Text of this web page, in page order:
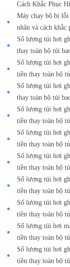
Cách Khắc Phục
Máy chạy bộ bị
nhân và cách khắc
Số lượng túi hơi
thay toàn bộ túi
Số lượng túi hơi
tiền thay toàn bộ
Số lượng túi hơi
thay toàn bộ túi
Số lượng túi hơi
tiền thay toàn bộ
Số lượng túi hơi
tiền thay toàn bộ
Số lượng túi hơi
tiền thay toàn bộ
Số lượng túi hơi
tiền thay toàn bộ
Số lượng túi hơi
tiền thay toàn bộ
Số lượng túi hơi
tiền thay toàn bộ
Số lượng túi hơi
tiền thay toàn bộ